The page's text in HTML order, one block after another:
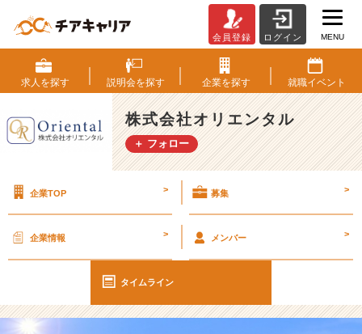
月
だ
け
で
5
名
入
あ
り
し
会員登録 ログイン MENU
求人を探す 説明会を探す 企業を探す 就職イベント
株式会社オリエンタル
＋ フォロー
企業TOP > 募集 >
企業情報 > メンバー >
タイムライン